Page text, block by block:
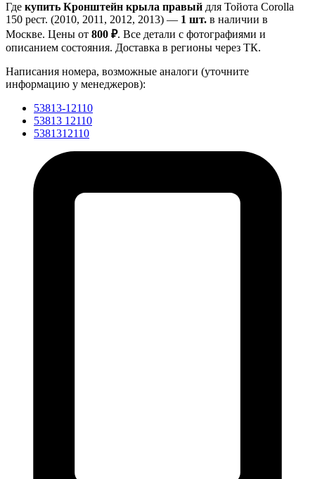
Где купить Кронштейн крыла правый для Тойота Corolla
150 рест. (2010, 2011, 2012, 2013) — 1 шт. в наличии в
Москве. Цены от 800 ₽. Все детали с фотографиями и
описанием состояния. Доставка в регионы через ТК.
Написания номера, возможные аналоги (уточните
информацию у менеджеров):
53813-12110
53813 12110
5381312110